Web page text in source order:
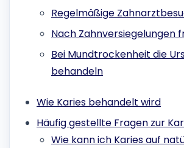
Regelmäßige
Nach Zahnversiegelungen
Bei Mundtrockenheit die
behandeln
Wie Karies behandelt wird
Häufig gestellte Fragen zur
Wie kann ich Karies auf